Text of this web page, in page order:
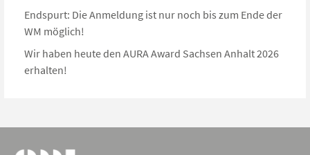
Endspurt: Die Anmeldung ist nur noch bis zum Ende der
WM möglich!
Wir haben heute den AURA Award Sachsen Anhalt 2026
erhalten!